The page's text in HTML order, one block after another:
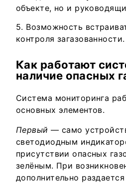
объекте, но и
Возможность
контроля загазованности.
Как работают
наличие опасных
Система мониторинга
основных элементов.
Первый — само
светодиодным
присутствии опасных
зелёным. При
дополнительно